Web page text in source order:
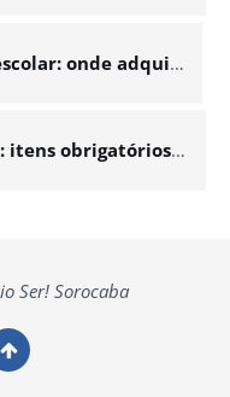
onde adquirir
[EM–BV/CP] Uniforme escolar: itens obrigatórios e onde adquirir
Ser! Sorocaba